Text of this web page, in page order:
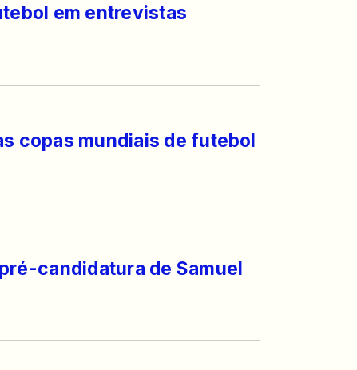
em entrevistas
copas mundiais de futebol
candidatura de Samuel